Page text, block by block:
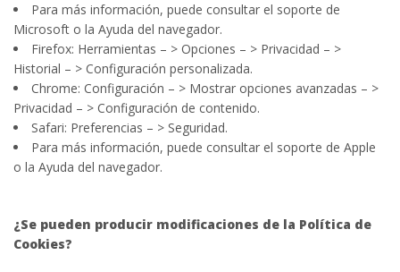
Para más información, puede consultar el soporte de
Microsoft o la Ayuda del navegador.
Firefox: Herramientas – > Opciones – > Privacidad – >
Historial – > Configuración personalizada.
Chrome: Configuración – > Mostrar opciones avanzadas – >
Privacidad – > Configuración de contenido.
Safari: Preferencias – > Seguridad.
Para más información, puede consultar el soporte de Apple
o la Ayuda del navegador.
¿Se pueden producir modificaciones de la Política de
Cookies?